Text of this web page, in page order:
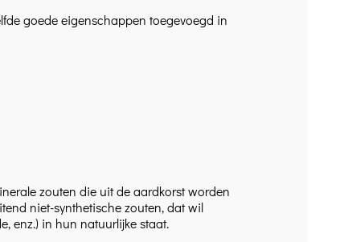
goede eigenschappen toegevoegd in
zouten die uit de aardkorst worden
niet-synthetische zouten, dat wil
enz.) in hun natuurlijke staat.